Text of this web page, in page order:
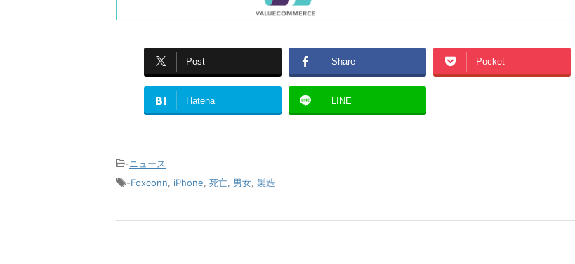
Post Share Pocket
Hatena LINE
-ニュース
-Foxconn iPhone 死亡 男女 製造